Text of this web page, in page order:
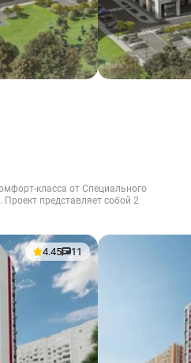
класса от Специального
представляет собой 2
4.45 11